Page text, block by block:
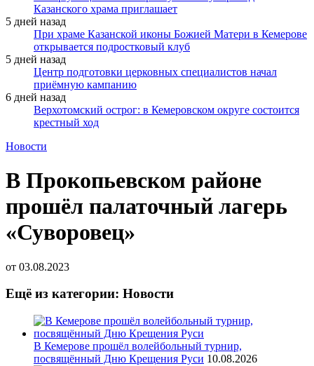
Казанского храма приглашает
5 дней назад
При храме Казанской иконы Божией Матери в Кемерове
открывается подростковый клуб
5 дней назад
Центр подготовки церковных специалистов начал
приёмную кампанию
6 дней назад
Верхотомский острог: в Кемеровском округе состоится
крестный ход
Новости
В Прокопьевском районе
прошёл палаточный лагерь
«Суворовец»
от 03.08.2023
Ещё из категории: Новости
В Кемерове прошёл волейбольный турнир,
посвящённый Дню Крещения Руси 10.08.2026